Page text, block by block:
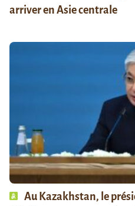
arriver en Asie centrale
Au Kazakhstan, le